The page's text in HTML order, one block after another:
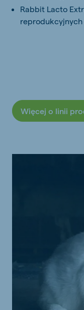
Rabbit Lacto
Więcej o linii